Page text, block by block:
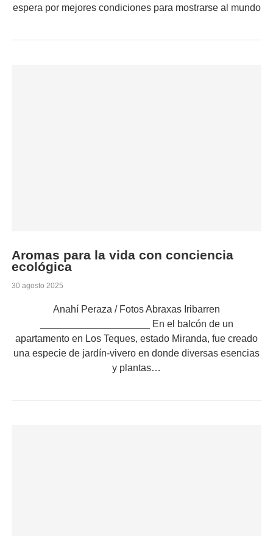
espera por mejores condiciones para mostrarse al mundo
Aromas para la vida con conciencia
ecológica
30 agosto 2025
Anahí Peraza / Fotos Abraxas Iribarren
____________________ En el balcón de un
apartamento en Los Teques, estado Miranda, fue creado
una especie de jardín-vivero en donde diversas esencias
y plantas…